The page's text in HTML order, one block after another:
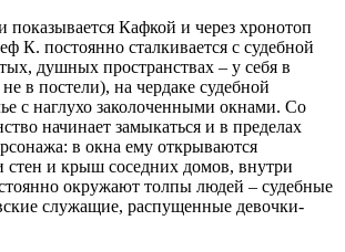
показывается Кафкой и через хронотоп
К. постоянно сталкивается с судебной
душных пространствах – у себя в
в постели), на чердаке судебной
с наглухо заколоченными окнами. Со
начинает замыкаться и в пределах
в окна ему открываются
стен и крыш соседних домов, внутри
окружают толпы людей – судебные
служащие, распущенные девочки-